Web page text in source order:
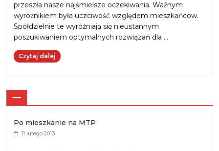
przeszła nasze najśmielsze oczekiwania. Ważnym
wyróżnikiem była uczciwość względem mieszkańców.
Spółdzielnie te wyróżniają się nieustannym
poszukiwaniem optymalnych rozwiązań dla …
Czytaj dalej
—
Po mieszkanie na MTP
11 lutego 2013